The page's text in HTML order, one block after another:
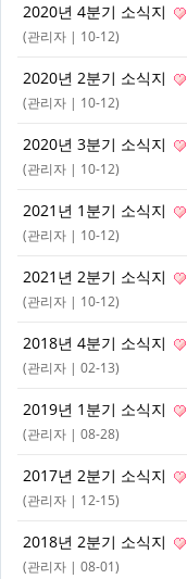
2020년 4분기 소식지
(관리자 | 10-12)
2020년 2분기 소식지
(관리자 | 10-12)
2020년 3분기 소식지
(관리자 | 10-12)
2021년 1분기 소식지
(관리자 | 10-12)
2021년 2분기 소식지
(관리자 | 10-12)
2018년 4분기 소식지
(관리자 | 02-13)
2019년 1분기 소식지
(관리자 | 08-28)
2017년 2분기 소식지
(관리자 | 12-15)
2018년 2분기 소식지
(관리자 | 08-01)